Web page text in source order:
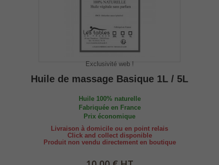
Exclusivité web !
Huile de massage Basique 1L / 5L
Huile 100% naturelle
Fabriquée en France
Prix économique
Livraison à domicile ou en point relais
Click and collect disponible
Produit non vendu directement en boutique